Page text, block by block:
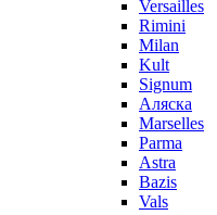
Versailles
Rimini
Milan
Kult
Signum
Аляска
Marselles
Parma
Astra
Bazis
Vals